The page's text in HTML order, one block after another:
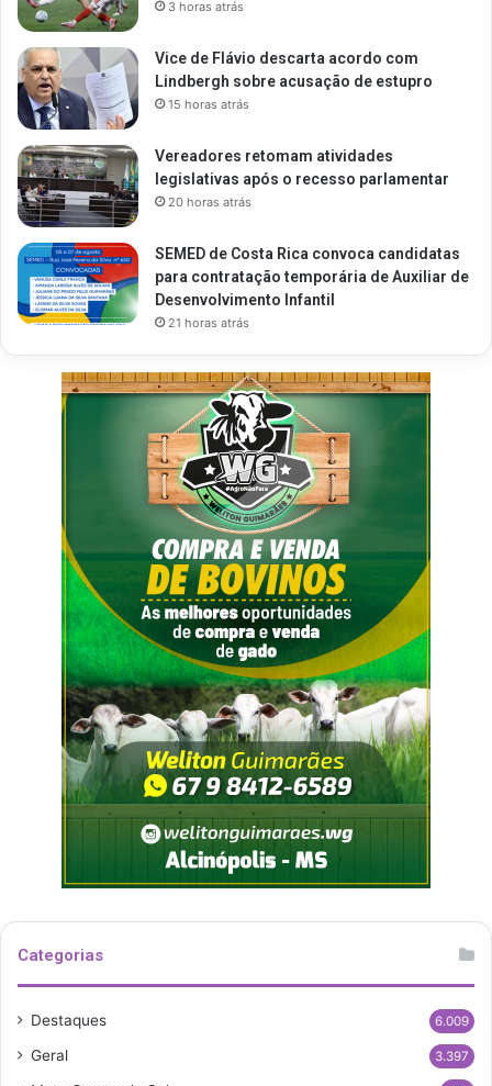
3 horas atrás
Vice de Flávio descarta acordo com
Lindbergh sobre acusação de estupro
15 horas atrás
Vereadores retomam atividades
legislativas após o recesso parlamentar
20 horas atrás
SEMED de Costa Rica convoca candidatas
para contratação temporária de Auxiliar de
Desenvolvimento Infantil
21 horas atrás
Categorias
Destaques 6.009
Geral 3.397